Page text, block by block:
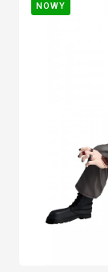
NOWY